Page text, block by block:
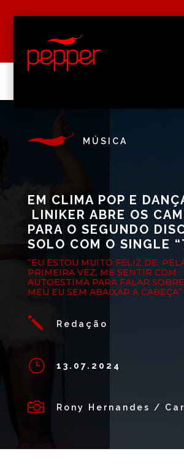
MÚSICA
EM CLIMA POP E
LINIKER ABRE OS
PARA O SEGUNDO
SOLO COM O SINGLE
“EU ESTOU MUITO FELIZ DE,
PRIMEIRA VEZ, ME SENTIR COM
AUTOESTIMA PARA FALAR
MEU EU SEM ABAIXAR A CABEÇA”
j Redação
} 13.07.2024
 Rony Hernandes /